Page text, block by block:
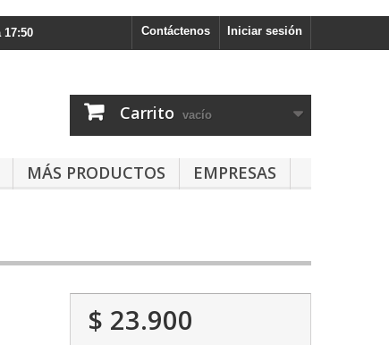
Iniciar sesión
Contáctenos
17:50
Carrito vacío
MÁS PRODUCTOS EMPRESAS
$ 23.900